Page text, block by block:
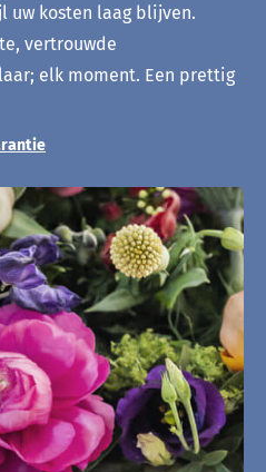
uw kosten laag blijven.
vertrouwde
elk moment. Een prettig